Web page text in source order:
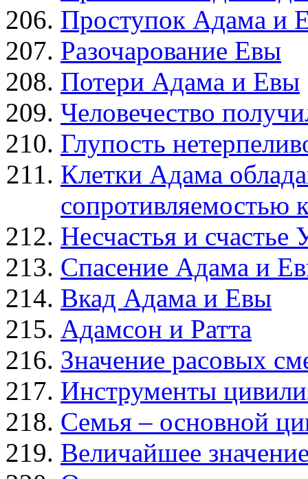
Проступок Адама и
Разочарование Евы
Потери Адама и Евы
Человечество
Глупость
Клетки Адама
сопротивляемостью
Несчастья и счастье
Спасение Адама и
Вкад Адама и Евы
Адамсон и Ратта
Значение расовых
Инструменты
Семья – основной
Величайшее